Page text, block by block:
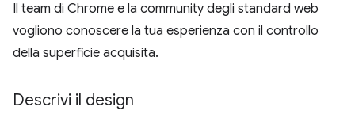
Il team di Chrome e la community degli standard web
vogliono conoscere la tua esperienza con il controllo
della superficie acquisita.
Descrivi il design